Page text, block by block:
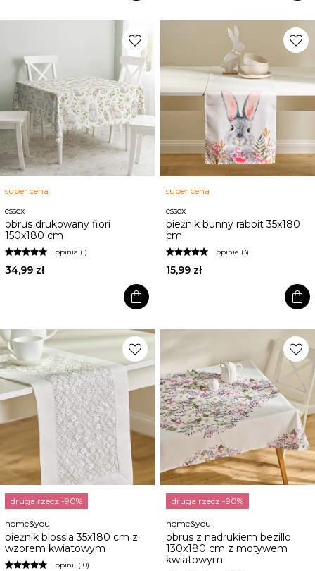
favorite
super cena
essex
obrus drukowany fiori
150x180 cm
opinia (1)
34,99 zł
shopping_bag
favorite
super cena
essex
bieżnik bunny rabbit 35x180
cm
opinie (3)
15,99 zł
shopping_bag
favorite
druga rzecz -90%
home&you
bieżnik blossia 35x180 cm z
wzorem kwiatowym
opinii (10)
favorite
druga rzecz -90%
home&you
obrus z nadrukiem bezillo
130x180 cm z motywem
kwiatowym